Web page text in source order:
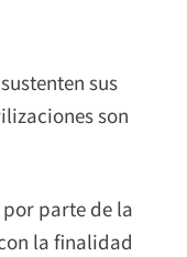
sus
son
parte de la
la finalidad